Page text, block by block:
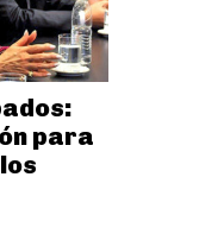
para